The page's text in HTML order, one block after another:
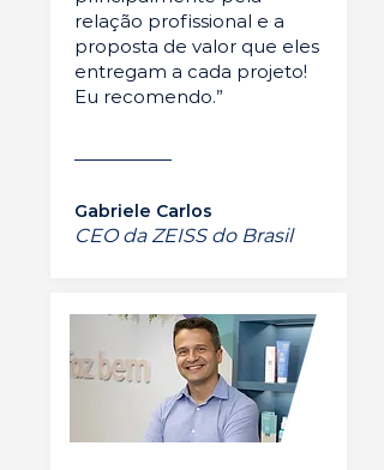
relação profissional e a
proposta de valor que eles
entregam a cada projeto!
Eu recomendo.”
Gabriele Carlos
CEO da ZEISS do Brasil